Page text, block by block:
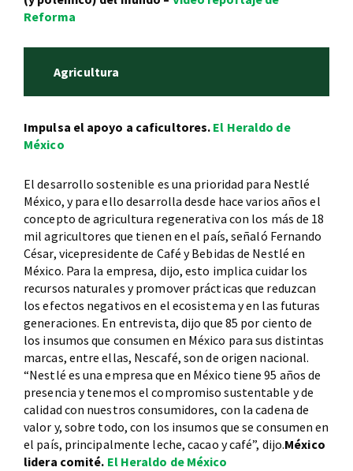
Reforma
Agricultura
Impulsa el apoyo a caficultores. El Heraldo de
México
El desarrollo sostenible es una prioridad para Nestlé
México, y para ello desarrolla desde hace varios años el
concepto de agricultura regenerativa con los más de 18
mil agricultores que tienen en el país, señaló Fernando
César, vicepresidente de Café y Bebidas de Nestlé en
México. Para la empresa, dijo, esto implica cuidar los
recursos naturales y promover prácticas que reduzcan
los efectos negativos en el ecosistema y en las futuras
generaciones. En entrevista, dijo que 85 por ciento de
los insumos que consumen en México para sus distintas
marcas, entre ellas, Nescafé, son de origen nacional.
“Nestlé es una empresa que en México tiene 95 años de
presencia y tenemos el compromiso sustentable y de
calidad con nuestros consumidores, con la cadena de
valor y, sobre todo, con los insumos que se consumen en
el país, principalmente leche, cacao y café”, dijo.México
lidera comité. El Heraldo de México